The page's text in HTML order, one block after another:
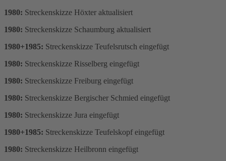
1980: Streckenskizze Höxter aktualisiert
1980: Streckenskizze Schaumburg aktualisiert
1980+1985: Streckenskizze Teufelsrutsch eingefügt
1980: Streckenskizze Risselberg eingefügt
1980: Streckenskizze Freiburg eingefügt
1980: Streckenskizze Bergischer Schmied eingefügt
1980: Streckenskizze Jura eingefügt
1980+1985: Streckenskizze Teufelskopf eingefügt
1980: Streckenskizze Heilbronn eingefügt